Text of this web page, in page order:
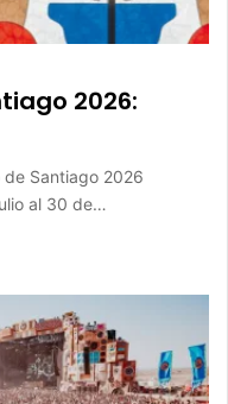
2026:
de Santiago 2026
al 30 de…